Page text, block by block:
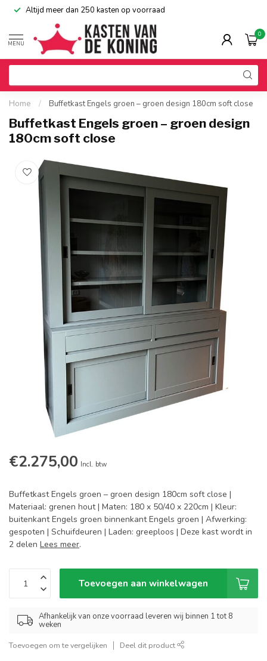
Altijd meer dan 250 kasten op voorraad
MENU
0
Home / Buffetkast Engels groen – groen design 180cm soft close
Buffetkast Engels groen – groen design
180cm soft close
€2.275,00 Incl. btw
Buffetkast Engels groen – groen design 180cm soft close |
Materiaal: grenen hout | Maten: 180 x 50/40 x 220cm | Kleur:
buitenkant Engels groen binnenkant Engels groen | Afwerking:
gespoten | Schuifdeuren | Laden: greeploos | Deze kast wordt in
2 delen Lees meer.
Toevoegen aan winkelwagen
Afhankelijk van onze voorraad leveren wij binnen 1 tot 8
weken
Toevoegen om te vergelijken Deel dit product